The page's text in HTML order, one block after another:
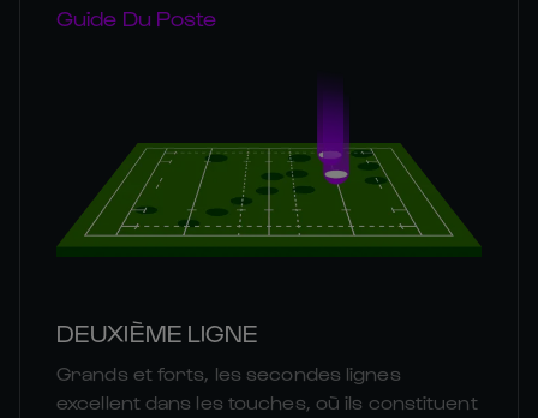
Guide Du Poste
DEUXIÈME LIGNE
Grands et forts, les secondes lignes
excellent dans les touches, où ils constituent